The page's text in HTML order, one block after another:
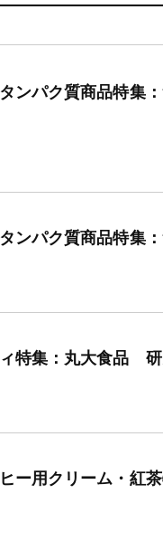
ンパク質商品特集
ンパク質商品特集
特集：丸大食品
ー用クリーム・